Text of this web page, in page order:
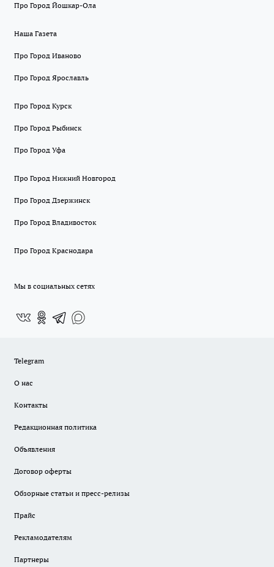
Про Город Йошкар-Ола
Наша Газета
Про Город Иваново
Про Город Ярославль
Про Город Курск
Про Город Рыбинск
Про Город Уфа
Про Город Нижний Новгород
Про Город Дзержинск
Про Город Владивосток
Про Город Краснодара
Мы в социальных сетях
Telegram
О нас
Контакты
Редакционная политика
Объявления
Договор оферты
Обзорные статьи и пресс-релизы
Прайс
Рекламодателям
Партнеры